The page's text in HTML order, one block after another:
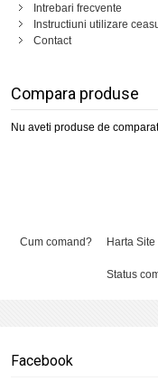
Intrebari frecvente
Instructiuni utilizare
Contact
Compara produse
Nu aveti produse de comparat
Cum comand? Harta Site
Status
Facebook